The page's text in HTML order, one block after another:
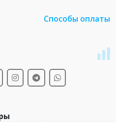
Способы оплаты